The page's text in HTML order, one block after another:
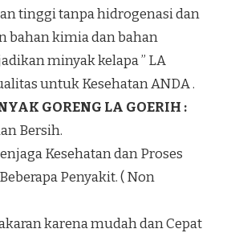
tinggi tanpa hidrogenasi dan
bahan kimia dan bahan
minyak kelapa ” LA
untuk Kesehatan ANDA .
GORENG LA GOERIH :
Bersih.
Kesehatan dan Proses
Penyakit. ( Non
karena mudah dan Cepat